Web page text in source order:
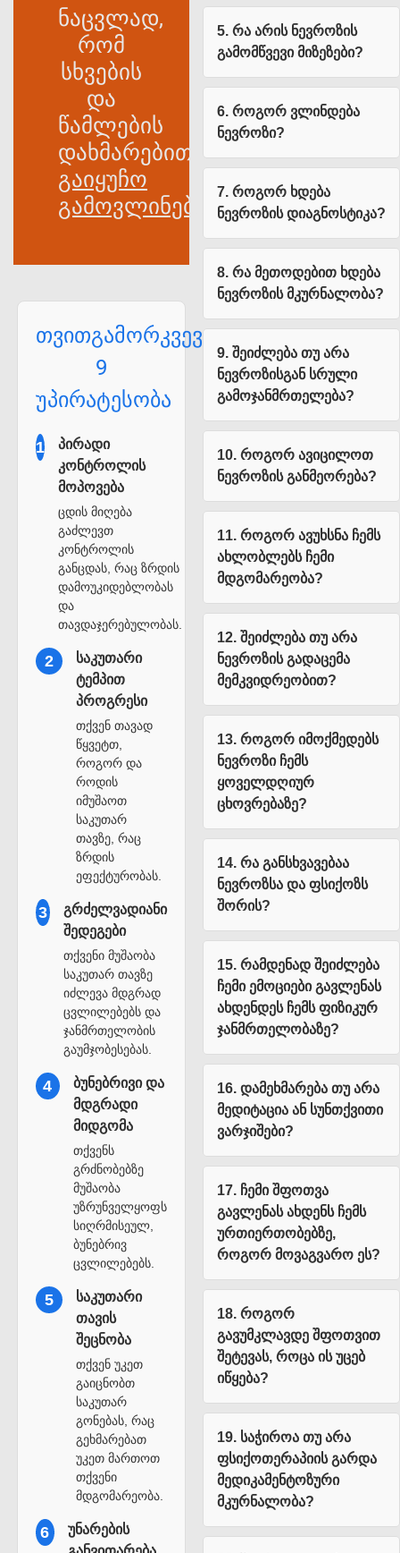
ნაცვლად,
რომ
სხვების
და
წამლების
დახმარებით
გაიყუჩო
გამოვლინება
თვითგამორკვევის
9
უპირატესობა
1
პირადი
კონტროლის
მოპოვება
ცდის მიღება
გაძლევთ
კონტროლის
განცდას, რაც ზრდის
დამოუკიდებლობას
და
თავდაჯერებულობას.
2
საკუთარი
ტემპით
პროგრესი
თქვენ თავად
წყვეტთ,
როგორ და
როდის
იმუშაოთ
საკუთარ
თავზე, რაც
ზრდის
ეფექტურობას.
3
გრძელვადიანი
შედეგები
თქვენი მუშაობა
საკუთარ თავზე
იძლევა მდგრად
ცვლილებებს და
ჯანმრთელობის
გაუმჯობესებას.
4
ბუნებრივი და
მდგრადი
მიდგომა
თქვენს
გრძნობებზე
მუშაობა
უზრუნველყოფს
სიღრმისეულ,
ბუნებრივ
ცვლილებებს.
5
საკუთარი
თავის
შეცნობა
თქვენ უკეთ
გაიცნობთ
საკუთარ
გონებას, რაც
გეხმარებათ
უკეთ მართოთ
თქვენი
მდგომარეობა.
6
უნარების
5. რა არის ნევროზის
გამომწვევი მიზეზები?
6. როგორ ვლინდება
ნევროზი?
7. როგორ ხდება
ნევროზის დიაგნოსტიკა?
8. რა მეთოდებით ხდება
ნევროზის მკურნალობა?
9. შეიძლება თუ არა
ნევროზისგან სრული
გამოჯანმრთელება?
10. როგორ ავიცილოთ
ნევროზის განმეორება?
11. როგორ ავუხსნა ჩემს
ახლობლებს ჩემი
მდგომარეობა?
12. შეიძლება თუ არა
ნევროზის გადაცემა
მემკვიდრეობით?
13. როგორ იმოქმედებს
ნევროზი ჩემს
ყოველდღიურ
ცხოვრებაზე?
14. რა განსხვავებაა
ნევროზსა და ფსიქოზს
შორის?
15. რამდენად შეიძლება
ჩემი ემოციები გავლენას
ახდენდეს ჩემს ფიზიკურ
ჯანმრთელობაზე?
16. დამეხმარება თუ არა
მედიტაცია ან სუნთქვითი
ვარჯიშები?
17. ჩემი შფოთვა
გავლენას ახდენს ჩემს
ურთიერთობებზე,
როგორ მოვაგვარო ეს?
18. როგორ
გავუმკლავდე შფოთვით
შეტევას, როცა ის უცებ
იწყება?
19. საჭიროა თუ არა
ფსიქოთერაპიის გარდა
მედიკამენტოზური
მკურნალობა?